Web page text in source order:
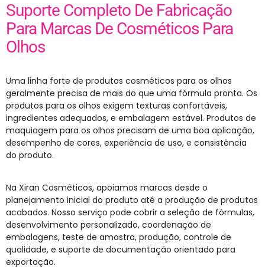
Suporte Completo De Fabricação
Para Marcas De Cosméticos Para
Olhos
Uma linha forte de produtos cosméticos para os olhos
geralmente precisa de mais do que uma fórmula pronta. Os
produtos para os olhos exigem texturas confortáveis,
ingredientes adequados, e embalagem estável. Produtos de
maquiagem para os olhos precisam de uma boa aplicação,
desempenho de cores, experiência de uso, e consistência
do produto.
Na Xiran Cosméticos, apoiamos marcas desde o
planejamento inicial do produto até a produção de produtos
acabados. Nosso serviço pode cobrir a seleção de fórmulas,
desenvolvimento personalizado, coordenação de
embalagens, teste de amostra, produção, controle de
qualidade, e suporte de documentação orientado para
exportação.